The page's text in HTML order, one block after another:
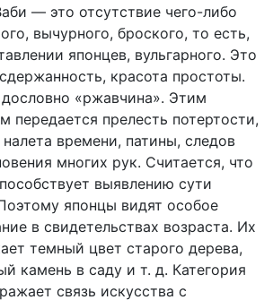
— это отсутствие чего-либо
вычурного, броского, то есть,
японцев, вульгарного. Это
красота простоты.
«ржавчина». Этим
передается прелесть потертости,
налета времени, патины, следов
многих рук. Считается, что
выявлению сути
японцы видят особое
в свидетельствах возраста. Их
темный цвет старого дерева,
камень в саду и т. д. Категория
связь искусства с